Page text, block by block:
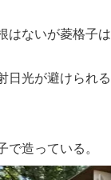
はないが菱格子は
日光が避けられる
造っている。